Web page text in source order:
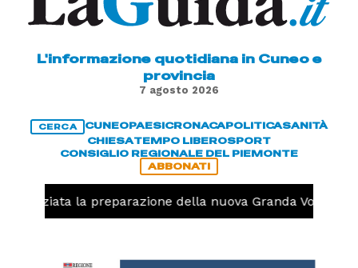
L'informazione quotidiana in Cuneo e
provincia
7 agosto 2026
CERCA CUNEOPAESICRONACAPOLITICASANITÀ
CHIESATEMPO LIBEROSPORT
CONSIGLIO REGIONALE DEL PIEMONTE
ABBONATI
iniziata la preparazione della nuova Granda Volley